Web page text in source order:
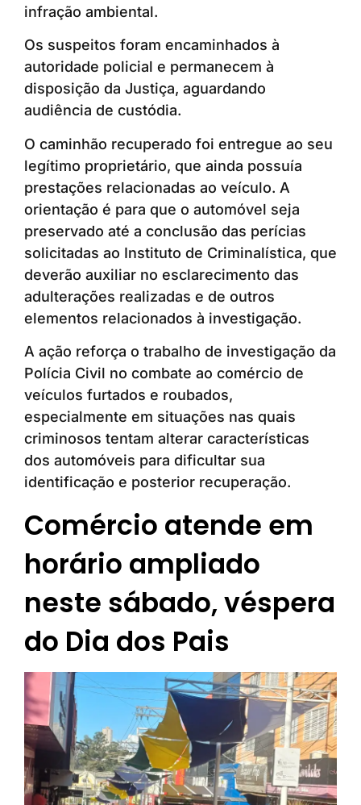
infração ambiental.
Os suspeitos foram encaminhados à
autoridade policial e permanecem à
disposição da Justiça, aguardando
audiência de custódia.
O caminhão recuperado foi entregue ao seu
legítimo proprietário, que ainda possuía
prestações relacionadas ao veículo. A
orientação é para que o automóvel seja
preservado até a conclusão das perícias
solicitadas ao Instituto de Criminalística, que
deverão auxiliar no esclarecimento das
adulterações realizadas e de outros
elementos relacionados à investigação.
A ação reforça o trabalho de investigação da
Polícia Civil no combate ao comércio de
veículos furtados e roubados,
especialmente em situações nas quais
criminosos tentam alterar características
dos automóveis para dificultar sua
identificação e posterior recuperação.
Comércio atende em
horário ampliado
neste sábado, véspera
do Dia dos Pais